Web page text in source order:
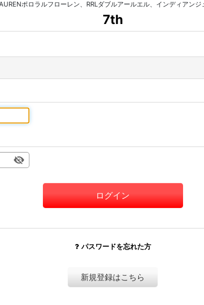
ポロラルフローレン、RRLダブルアールエル、インディアン
7th
ログイン
パスワードを忘れた方
新規登録はこちら